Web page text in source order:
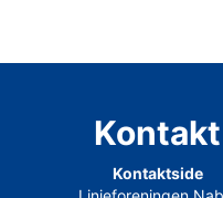
Kontakt
Kontaktside